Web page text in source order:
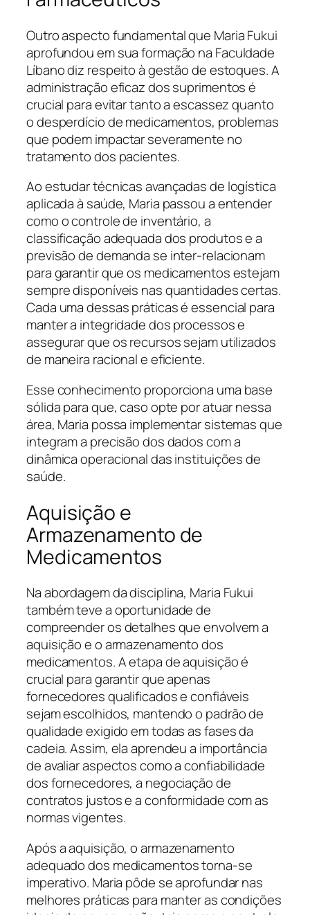
Outro aspecto fundamental que Maria Fukui
aprofundou em sua formação na Faculdade
Líbano diz respeito à gestão de estoques. A
administração eficaz dos suprimentos é
crucial para evitar tanto a escassez quanto
o desperdício de medicamentos, problemas
que podem impactar severamente no
tratamento dos pacientes.
Ao estudar técnicas avançadas de logística
aplicada à saúde, Maria passou a entender
como o controle de inventário, a
classificação adequada dos produtos e a
previsão de demanda se inter-relacionam
para garantir que os medicamentos estejam
sempre disponíveis nas quantidades certas.
Cada uma dessas práticas é essencial para
manter a integridade dos processos e
assegurar que os recursos sejam utilizados
de maneira racional e eficiente.
Esse conhecimento proporciona uma base
sólida para que, caso opte por atuar nessa
área, Maria possa implementar sistemas que
integram a precisão dos dados com a
dinâmica operacional das instituições de
saúde.
Aquisição e
Armazenamento de
Medicamentos
Na abordagem da disciplina, Maria Fukui
também teve a oportunidade de
compreender os detalhes que envolvem a
aquisição e o armazenamento dos
medicamentos. A etapa de aquisição é
crucial para garantir que apenas
fornecedores qualificados e confiáveis
sejam escolhidos, mantendo o padrão de
qualidade exigido em todas as fases da
cadeia. Assim, ela aprendeu a importância
de avaliar aspectos como a confiabilidade
dos fornecedores, a negociação de
contratos justos e a conformidade com as
normas vigentes.
Após a aquisição, o armazenamento
adequado dos medicamentos torna-se
imperativo. Maria pôde se aprofundar nas
melhores práticas para manter as condições